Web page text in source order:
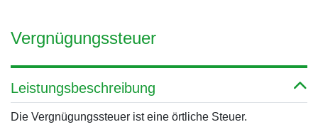
Vergnügungssteuer
Leistungsbeschreibung
Die Vergnügungssteuer ist eine örtliche Steuer.